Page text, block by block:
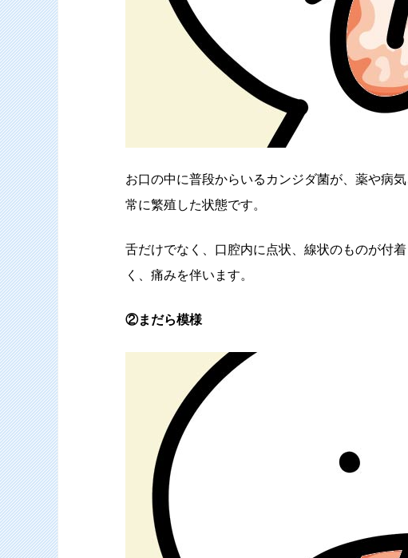
お口の中に普段からいるカンジダ菌が、薬や病
常に繁殖した状態です。
舌だけでなく、口腔内に点状、線状のものが付
く、痛みを伴います。
②まだら模様